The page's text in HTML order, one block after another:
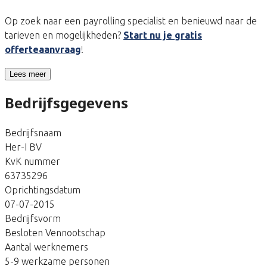
Op zoek naar een payrolling specialist en benieuwd naar de
tarieven en mogelijkheden? Start nu je gratis
offerteaanvraag!
Lees meer
Bedrijfsgegevens
Bedrijfsnaam
Her-I BV
KvK nummer
63735296
Oprichtingsdatum
07-07-2015
Bedrijfsvorm
Besloten Vennootschap
Aantal werknemers
5-9 werkzame personen